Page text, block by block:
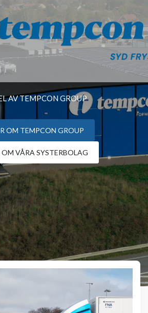
AV TEMPCON GROUP
OM TEMPCON GROUP
OM VÅRA SYSTERBOLAG